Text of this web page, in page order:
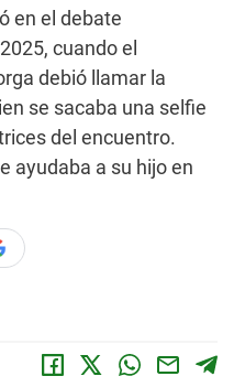
en el debate
cuando el
debió llamar la
se sacaba una selfie
del encuentro.
ayudaba a su hijo en